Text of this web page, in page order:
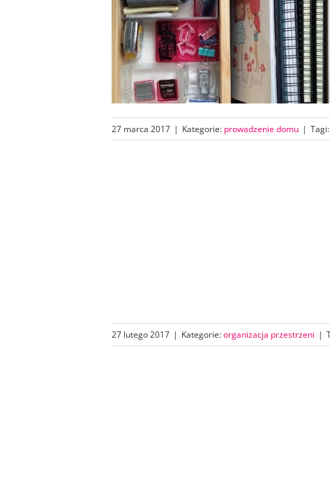
27 marca 2017 | Kategorie: prowadzenie domu | Tagi:
27 lutego 2017 | Kategorie:organizacja przestrzeni |